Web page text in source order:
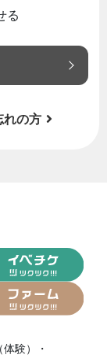
る
れの方
験）
・